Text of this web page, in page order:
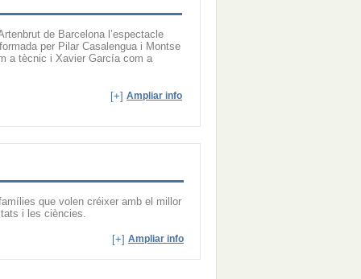
de Barcelona l’espectacle
per Pilar Casalengua i Montse
a tècnic i Xavier García com a
[+] Ampliar info
que volen créixer amb el millor
i les ciències.
[+] Ampliar info